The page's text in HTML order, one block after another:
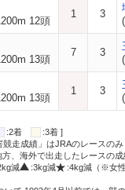
12頭
1 3
13頭
7 3
13頭
1 3
:2着
:3着 ]
走成績」はJRAのレースのみ
、海外で出走したレースの成
減 :3kg減 :4kg減（※女性